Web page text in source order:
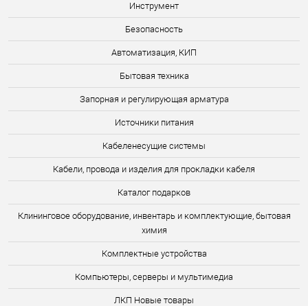
Инструмент
Безопасность
Автоматизация, КИП
Бытовая техника
Запорная и регулирующая арматура
Источники питания
Кабеленесущие системы
Кабели, провода и изделия для прокладки кабеля
Каталог подарков
Клининговое оборудование, инвентарь и комплектующие, бытовая
химия
Комплектные устройства
Компьютеры, серверы и мультимедиа
ЛКП Новые товары